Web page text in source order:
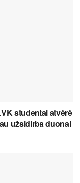
studentai atvėrė
užsidirba duonai